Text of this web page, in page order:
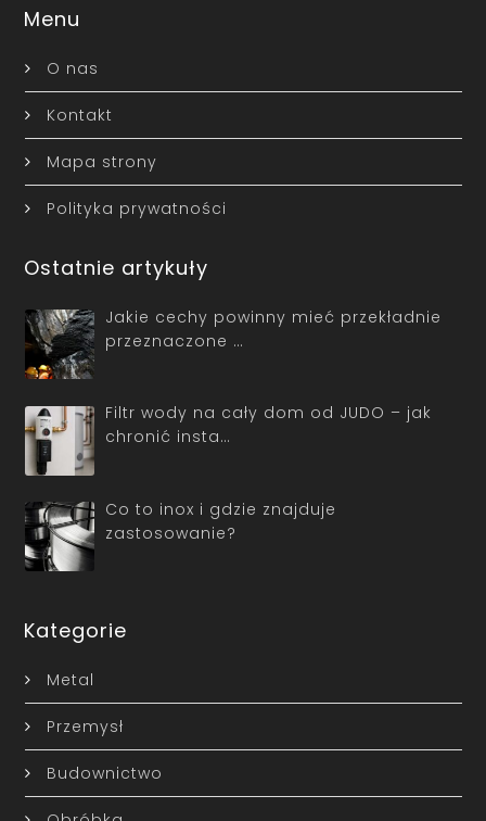
Menu
O nas
Kontakt
Mapa strony
Polityka prywatności
Ostatnie artykuły
Jakie cechy powinny mieć przekładnie
przeznaczone …
Filtr wody na cały dom od JUDO – jak
chronić insta…
Co to inox i gdzie znajduje
zastosowanie?
Kategorie
Metal
Przemysł
Budownictwo